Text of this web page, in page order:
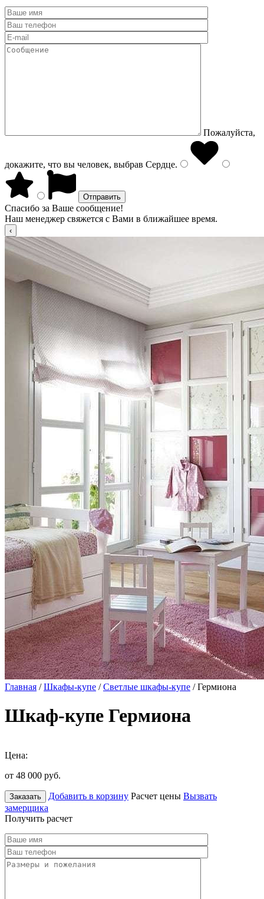
Пожалуйста,
докажите, что вы человек, выбрав Сердце.
Спасибо за Ваше сообщение!
Наш менеджер свяжется с Вами в ближайшее время.
Главная /Шкафы-купе /Светлые шкафы-купе / Гермиона
Шкаф-купе Гермиона
Цена:
от 48 000 руб.
Заказать Добавить в корзину Расчет цены Вызвать
замерщика
Получить расчет